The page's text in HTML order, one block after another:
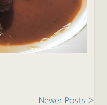
Newer Posts >